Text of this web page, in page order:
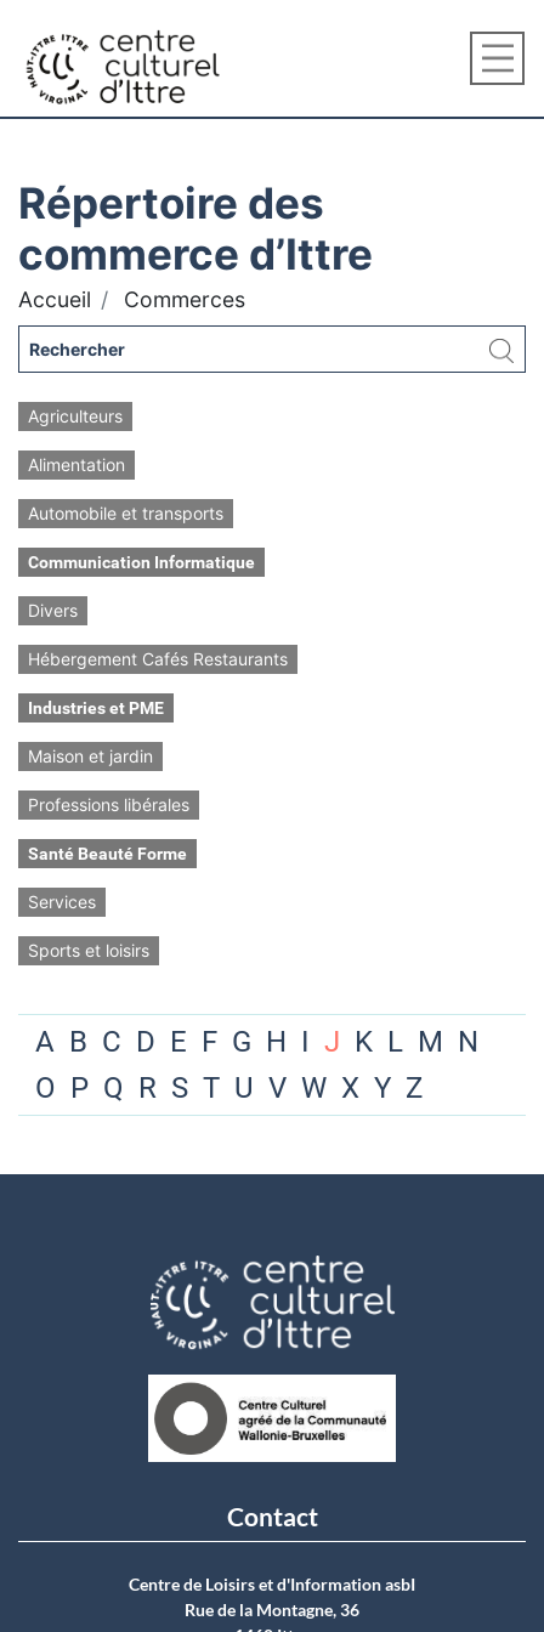
Répertoire des
commerce d’Ittre
Accueil Commerces
Agriculteurs
Alimentation
Automobile et transports
Communication Informatique
Divers
Hébergement Cafés Restaurants
Industries et PME
Maison et jardin
Professions libérales
Santé Beauté Forme
Services
Sports et loisirs
A B C D E F G H I J K L M N
O P Q R S T U V W X Y Z
Contact
Centre de Loisirs et d'Information asbI
Rue de la Montagne, 36